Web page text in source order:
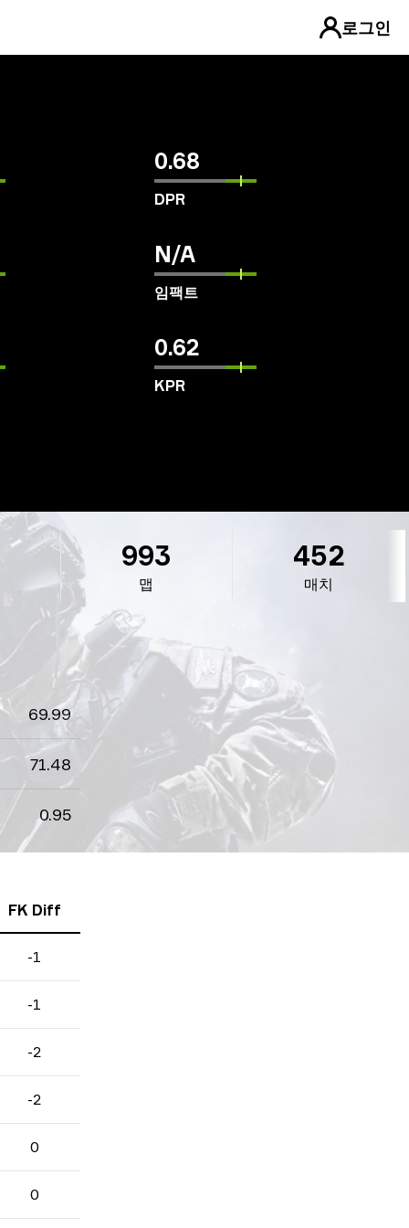
로그인
0.68
DPR
N/A
임팩트
0.62
KPR
맵
993
매치
452
69.99
71.48
0.95
FK Diff
-1
-1
-2
-2
0
0